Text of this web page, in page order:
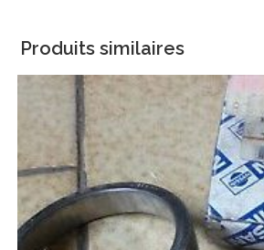
Produits similaires